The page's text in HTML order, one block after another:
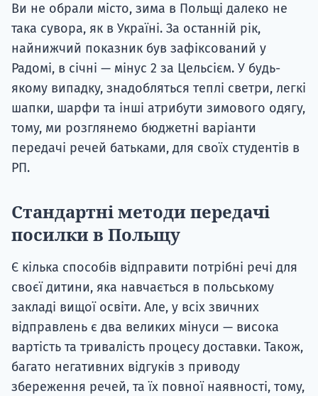
Ви не обрали місто, зима в Польщі далеко не
така сувора, як в Україні. За останній рік,
найнижчий показник був зафіксований у
Радомі, в січні — мінус 2 за Цельсієм. У будь-
якому випадку, знадобляться теплі светри, легкі
шапки, шарфи та інші атрибути зимового одягу,
тому, ми розглянемо бюджетні варіанти
передачі речей батьками, для своїх студентів в
РП.
Стандартні методи передачі
посилки в Польщу
Є кілька способів відправити потрібні речі для
своєї дитини, яка навчається в польському
закладі вищої освіти. Але, у всіх звичних
відправлень є два великих мінуси — висока
вартість та тривалість процесу доставки. Також,
багато негативних відгуків з приводу
збереження речей, та їх повної наявності, тому,